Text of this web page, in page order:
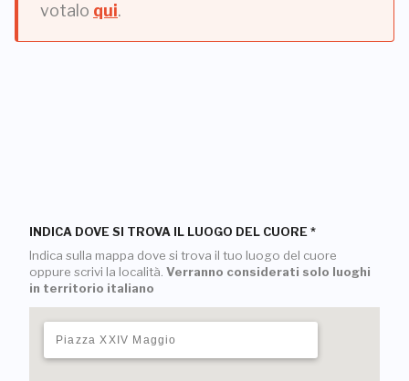
votalo qui.
INDICA DOVE SI TROVA IL LUOGO DEL CUORE *
Indica sulla mappa dove si trova il tuo luogo del cuore
oppure scrivi la località. Verranno considerati solo luoghi
in territorio italiano